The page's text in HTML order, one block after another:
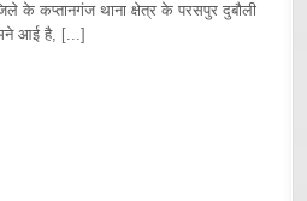
के कप्तानगंज थाना क्षेत्र के परसपुर दुबौली
आई है, [...]